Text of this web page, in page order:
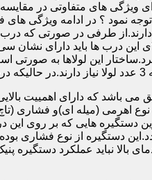
ویژگی های متفاوتی در
نمود ؟ در ادامه ویژگی
طرفی در صورتی که
این لولاها به صورتی
باشد که دارای اهمییت
اهرمی (میله ای)و فشاری
دستگیره هایی که بر روی
دستگیره از نوع فشاری
نباید عملکرد دستگیره